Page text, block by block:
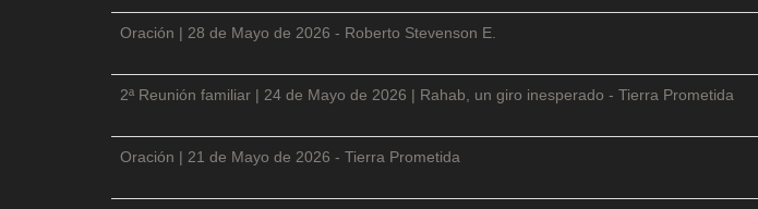
Oración | 28 de Mayo de 2026 - Roberto Stevenson E.
2ª Reunión familiar | 24 de Mayo de 2026 | Rahab, un giro inesperado - Tierra Prometida
Oración | 21 de Mayo de 2026 - Tierra Prometida